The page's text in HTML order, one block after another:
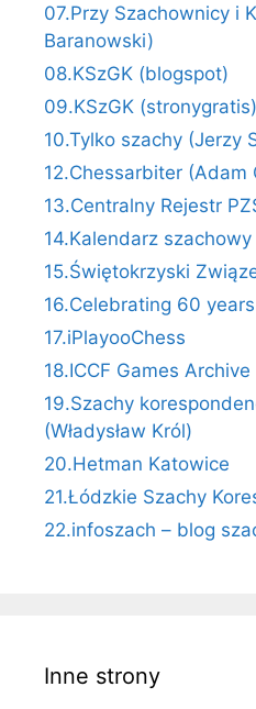
07.Przy Szachownicy i
Baranowski)
08.KSzGK (blogspot)
09.KSzGK (stronygratis)
10.Tylko szachy (Jerzy
12.Chessarbiter (Adam
13.Centralny Rejestr
14.Kalendarz szachowy
15.Świętokrzyski
16.Celebrating 60
17.iPlayooChess
18.ICCF Games Archive
19.Szachy
(Władysław Król)
20.Hetman Katowice
21.Łódzkie Szachy
22.infoszach – blog
Inne strony